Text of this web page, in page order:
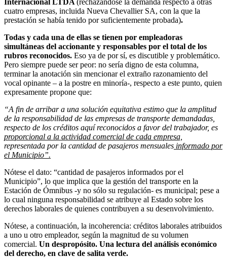
cuatro empresas, incluida Nueva Chevallier SA, con la que la
prestación se había tenido por suficientemente probada).
Todas y cada una de ellas se tienen por empleadoras
simultáneas del accionante y responsables por el total de los
rubros reconocidos. Eso ya de por sí, es discutible y problemático.
Pero siempre puede ser peor: no sería digno de esta columna,
terminar la anotación sin mencionar el extraño razonamiento del
vocal opinante – a la postre en minoría-, respecto a este punto, quien
expresamente propone que:
“A fin de arribar a una solución equitativa estimo que la amplitud
de la responsabilidad de las empresas de transporte demandadas,
respecto de los créditos aquí reconocidos a favor del trabajador, es
proporcional a la actividad comercial de cada empresa,
representada por la cantidad de pasajeros mensuales informado por
el Municipio”.
Nótese el dato: “cantidad de pasajeros informados por el
Municipio”, lo que implica que la gestión del transporte en la
Estación de Ómnibus -y no sólo su regulación- es municipal; pese a
lo cual ninguna responsabilidad se atribuye al Estado sobre los
derechos laborales de quienes contribuyen a su desenvolvimiento.
Nótese, a continuación, la incoherencia: créditos laborales atribuidos
a uno u otro empleador, según la magnitud de su volumen
comercial. Un despropósito. Una lectura del análisis económico
del derecho, en clave de salita verde.